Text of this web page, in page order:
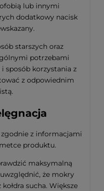
lub innymi
dodatkowy nacisk
starszych oraz
potrzebami
sposób korzystania z
z odpowiednim
zgodnie z informacjami
produktu.
maksymalną
że mokry
sucha. Większe